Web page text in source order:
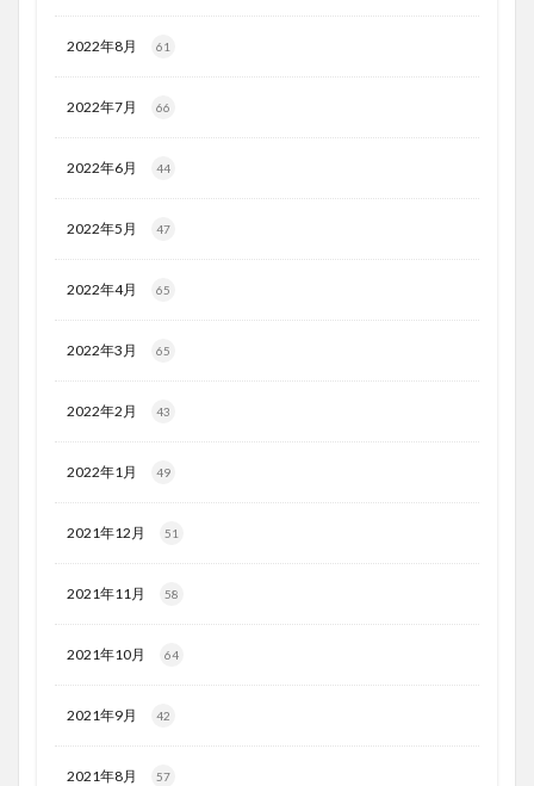
2022年8月 61
2022年7月 66
2022年6月 44
2022年5月 47
2022年4月 65
2022年3月 65
2022年2月 43
2022年1月 49
2021年12月 51
2021年11月 58
2021年10月 64
2021年9月 42
2021年8月 57